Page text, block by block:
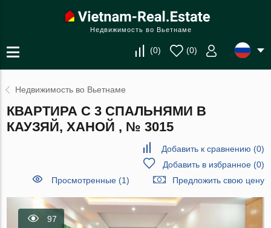
Недвижимость во Вьетнаме
(0) (0)
Недвижимость во Вьетнаме
КВАРТИРА С 3 СПАЛЬНЯМИ В
КАУЗЯЙ, ХАНОЙ , № 3015
Добавить к сравнению (0)
Добавить в избранное(0)
Просмотренные (1)
Предложить свою цену
97